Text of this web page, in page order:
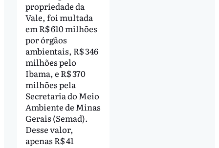
propriedade da
Vale, foi multada
em R$ 610 milhões
por órgãos
ambientais, R$ 346
milhões pelo
Ibama, e R$ 370
milhões pela
Secretaria do Meio
Ambiente de Minas
Gerais (Semad).
Desse valor,
apenas R$ 41